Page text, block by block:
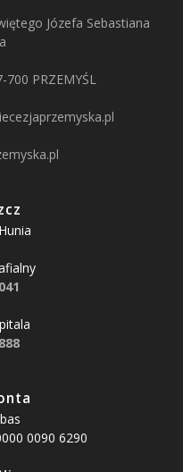
Józefa Sebastiana
PRZEMYŚL
0090 6290